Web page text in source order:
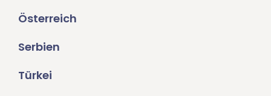
Österreich
Serbien
Türkei